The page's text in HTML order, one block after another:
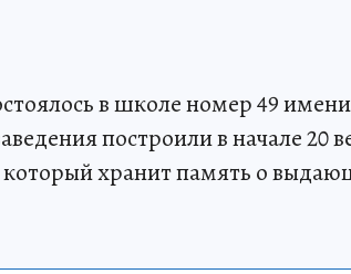
в школе номер 49
построили в начале 20
хранит память о